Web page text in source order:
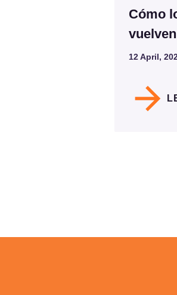
Cómo
12 April,